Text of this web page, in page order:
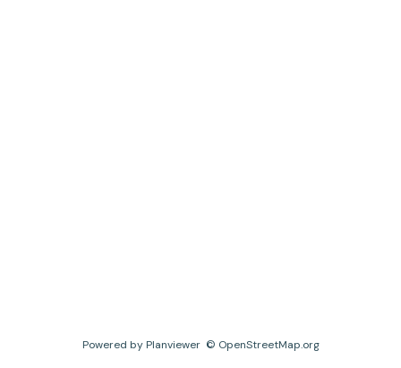
Powered by Planviewer© OpenStreetMap.org